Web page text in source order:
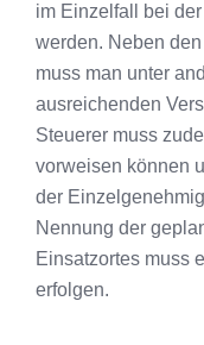
im Einzelfall bei
werden. Neben
muss man unter
ausreichenden
Steuerer muss
vorweisen können
der
Nennung der
Einsatzortes muss
erfolgen.